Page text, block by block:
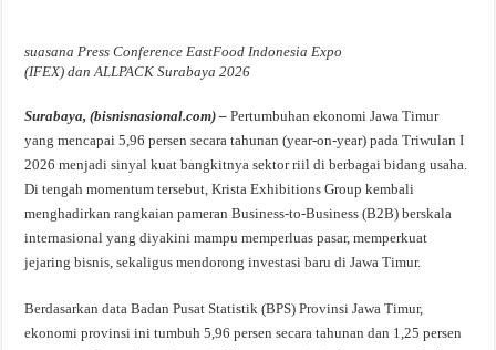
suasana Press Conference EastFood Indonesia Expo
(IFEX) dan ALLPACK Surabaya 2026
Surabaya, (bisnisnasional.com) – Pertumbuhan ekonomi Jawa Timur
yang mencapai 5,96 persen secara tahunan (year-on-year) pada Triwulan I
2026 menjadi sinyal kuat bangkitnya sektor riil di berbagai bidang usaha.
Di tengah momentum tersebut, Krista Exhibitions Group kembali
menghadirkan rangkaian pameran Business-to-Business (B2B) berskala
internasional yang diyakini mampu memperluas pasar, memperkuat
jejaring bisnis, sekaligus mendorong investasi baru di Jawa Timur.
Berdasarkan data Badan Pusat Statistik (BPS) Provinsi Jawa Timur,
ekonomi provinsi ini tumbuh 5,96 persen secara tahunan dan 1,25 persen